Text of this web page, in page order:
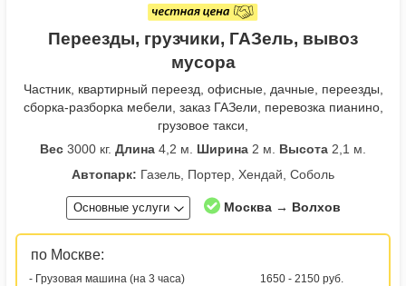
Переезды, грузчики, ГАЗель, вывоз
мусора
Частник, квартирный переезд, офисные, дачные, переезды,
сборка-разборка мебели, заказ ГАЗели, перевозка пианино,
грузовое такси,
Вес 3000 кг. Длина 4,2 м. Ширина 2 м. Высота 2,1 м.
Автопарк: Газель, Портер, Хендай, Соболь
Основные услуги Москва → Волхов
по Москве:
- Грузовая машина (на 3 часа)
1650 - 2150 руб.